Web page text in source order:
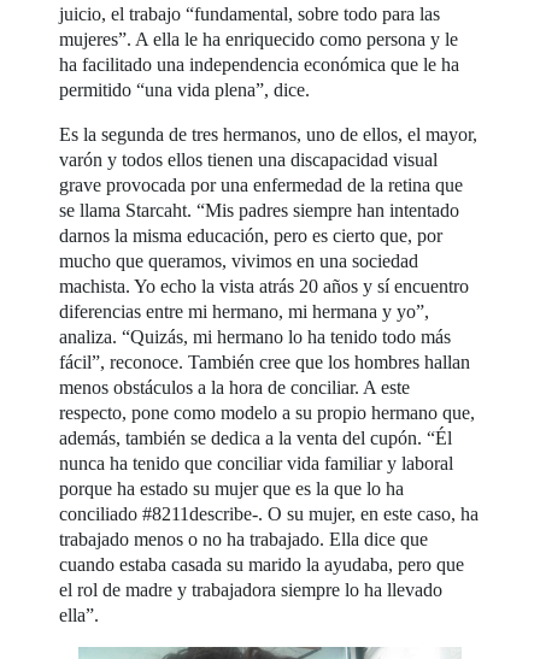
juicio, el trabajo “fundamental, sobre todo para las
mujeres”. A ella le ha enriquecido como persona y le
ha facilitado una independencia económica que le ha
permitido “una vida plena”, dice.
Es la segunda de tres hermanos, uno de ellos, el mayor,
varón y todos ellos tienen una discapacidad visual
grave provocada por una enfermedad de la retina que
se llama Starcaht. “Mis padres siempre han intentado
darnos la misma educación, pero es cierto que, por
mucho que queramos, vivimos en una sociedad
machista. Yo echo la vista atrás 20 años y sí encuentro
diferencias entre mi hermano, mi hermana y yo”,
analiza. “Quizás, mi hermano lo ha tenido todo más
fácil”, reconoce. También cree que los hombres hallan
menos obstáculos a la hora de conciliar. A este
respecto, pone como modelo a su propio hermano que,
además, también se dedica a la venta del cupón. “Él
nunca ha tenido que conciliar vida familiar y laboral
porque ha estado su mujer que es la que lo ha
conciliado #8211describe-. O su mujer, en este caso, ha
trabajado menos o no ha trabajado. Ella dice que
cuando estaba casada su marido la ayudaba, pero que
el rol de madre y trabajadora siempre lo ha llevado
ella”.